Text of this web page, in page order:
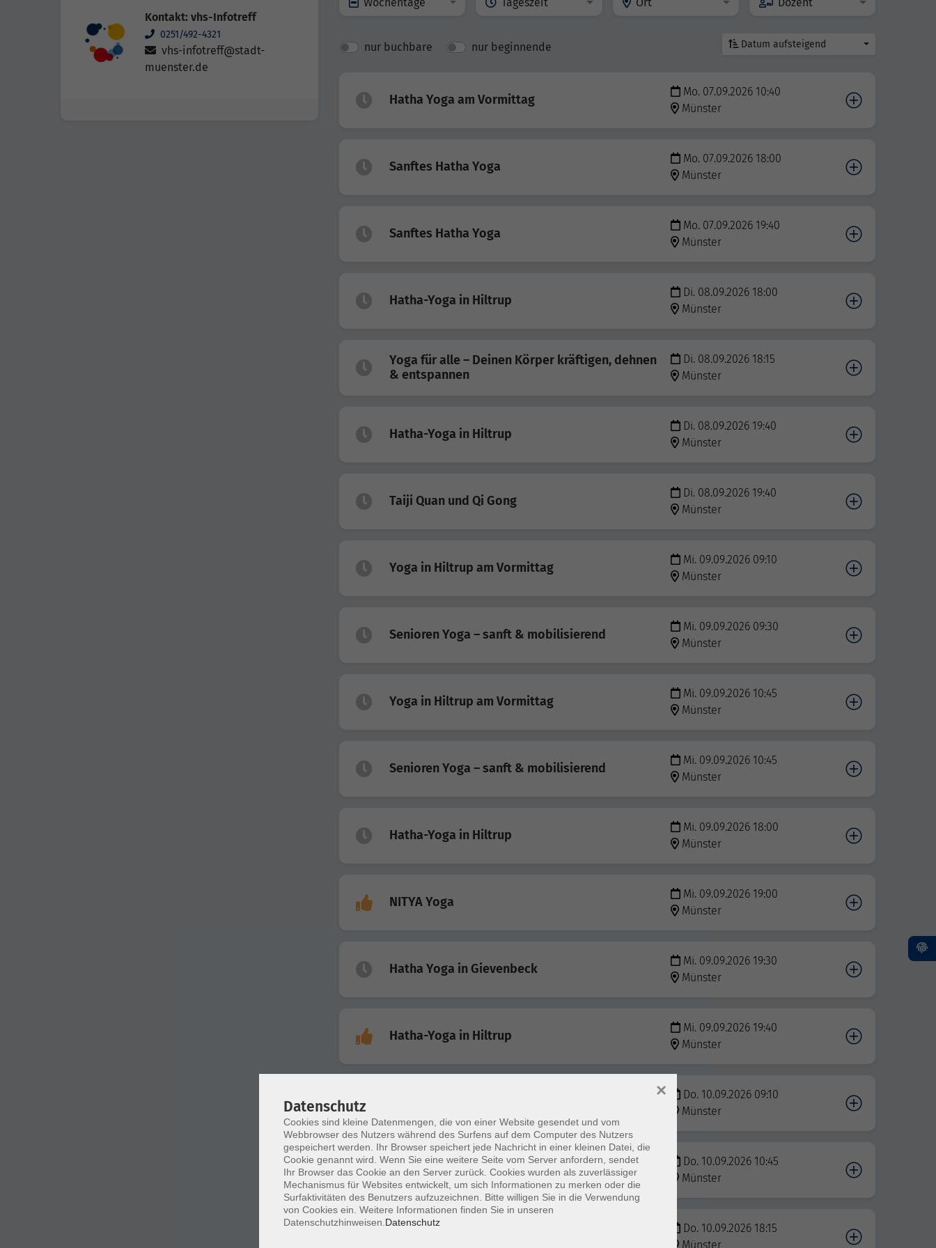
Kontakt: vhs-Infotreff
0251/492-4321
vhs-infotreff@stadt-
muenster.de
nur buchbare nur beginnende Datum aufsteigend
Hatha Yoga am Vormittag
Mo. 07.09.2026 10:40
Münster
Sanftes Hatha Yoga
Mo. 07.09.2026 18:00
Münster
Sanftes Hatha Yoga
Mo. 07.09.2026 19:40
Münster
Hatha-Yoga in Hiltrup
Di. 08.09.2026 18:00
Münster
Yoga für alle – Deinen Körper kräftigen, dehnen
& entspannen
Di. 08.09.2026 18:15
Münster
Hatha-Yoga in Hiltrup
Di. 08.09.2026 19:40
Münster
Taiji Quan und Qi Gong
Di. 08.09.2026 19:40
Münster
Yoga in Hiltrup am Vormittag
Mi. 09.09.2026 09:10
Münster
Senioren Yoga – sanft & mobilisierend
Mi. 09.09.2026 09:30
Münster
Yoga in Hiltrup am Vormittag
Mi. 09.09.2026 10:45
Münster
Senioren Yoga – sanft & mobilisierend
Mi. 09.09.2026 10:45
Münster
Hatha-Yoga in Hiltrup
Mi. 09.09.2026 18:00
Münster
NITYA Yoga
Mi. 09.09.2026 19:00
Münster
Hatha Yoga in Gievenbeck
Mi. 09.09.2026 19:30
Münster
Hatha-Yoga in Hiltrup
Mi. 09.09.2026 19:40
Münster
Do. 10.09.2026 09:10
Münster
Yoga in Hiltrup am Vormittag
Do. 10.09.2026 10:45
Münster
Do. 10.09.2026 18:15
Münster
Datenschutz
Cookies sind kleine Datenmengen, die von einer Website gesendet und vom
Webbrowser des Nutzers während des Surfens auf dem Computer des Nutzers
gespeichert werden. Ihr Browser speichert jede Nachricht in einer kleinen Datei, die
Cookie genannt wird. Wenn Sie eine weitere Seite vom Server anfordern, sendet
Ihr Browser das Cookie an den Server zurück. Cookies wurden als zuverlässiger
Mechanismus für Websites entwickelt, um sich Informationen zu merken oder die
Surfaktivitäten des Benutzers aufzuzeichnen. Bitte willigen Sie in die Verwendung
von Cookies ein. Weitere Informationen finden Sie in unseren
Datenschutzhinweisen. Datenschutz
×